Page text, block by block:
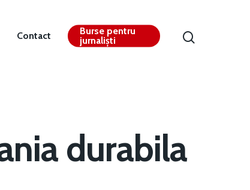
Contact
Burse pentru
jurnaliști
durabila